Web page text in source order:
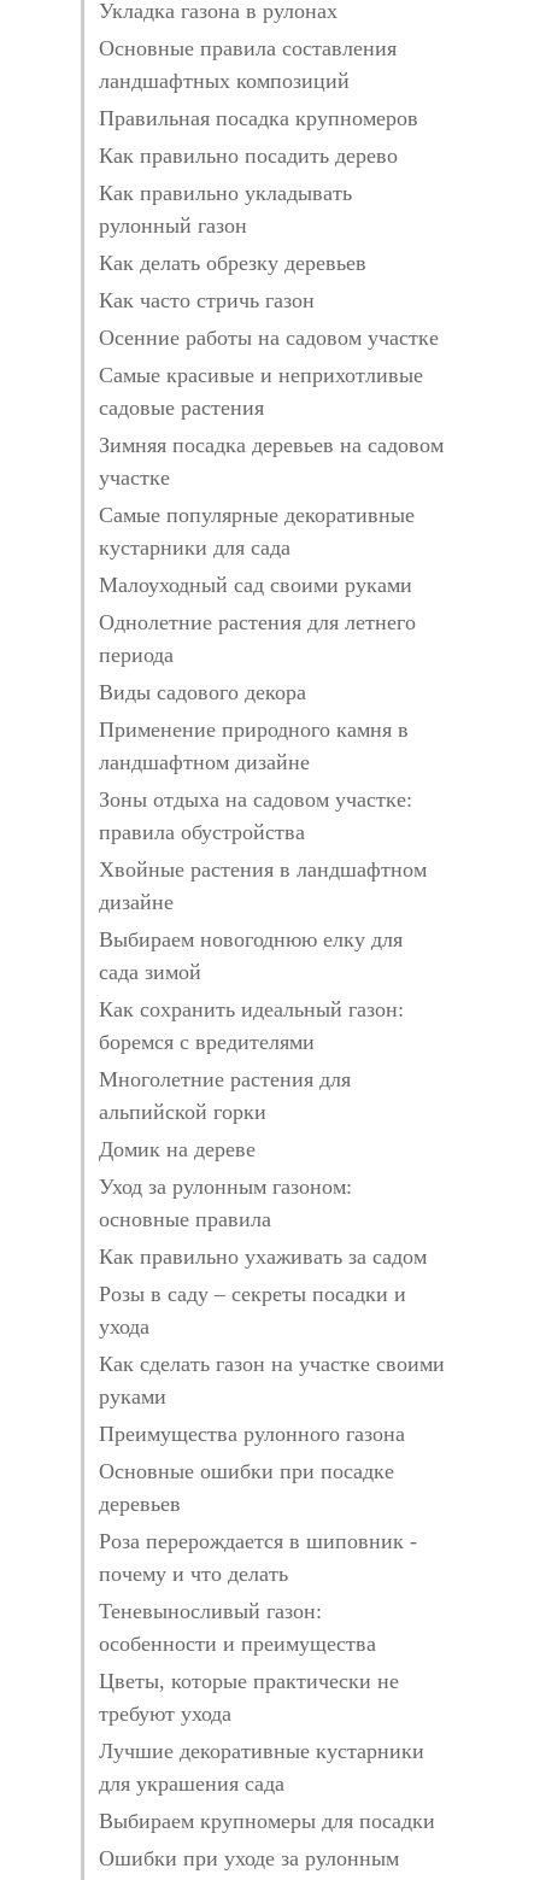
Укладка газона в рулонах
Основные правила составления
ландшафтных композиций
Правильная посадка крупномеров
Как правильно посадить дерево
Как правильно укладывать
рулонный газон
Как делать обрезку деревьев
Как часто стричь газон
Осенние работы на садовом участке
Самые красивые и неприхотливые
садовые растения
Зимняя посадка деревьев на садовом
участке
Самые популярные декоративные
кустарники для сада
Малоуходный сад своими руками
Однолетние растения для летнего
периода
Виды садового декора
Применение природного камня в
ландшафтном дизайне
Зоны отдыха на садовом участке:
правила обустройства
Хвойные растения в ландшафтном
дизайне
Выбираем новогоднюю елку для
сада зимой
Как сохранить идеальный газон:
боремся с вредителями
Многолетние растения для
альпийской горки
Домик на дереве
Уход за рулонным газоном:
основные правила
Как правильно ухаживать за садом
Розы в саду – секреты посадки и
ухода
Как сделать газон на участке своими
руками
Преимущества рулонного газона
Основные ошибки при посадке
деревьев
Роза перерождается в шиповник -
почему и что делать
Теневыносливый газон:
особенности и преимущества
Цветы, которые практически не
требуют ухода
Лучшие декоративные кустарники
для украшения сада
Выбираем крупномеры для посадки
Ошибки при уходе за рулонным